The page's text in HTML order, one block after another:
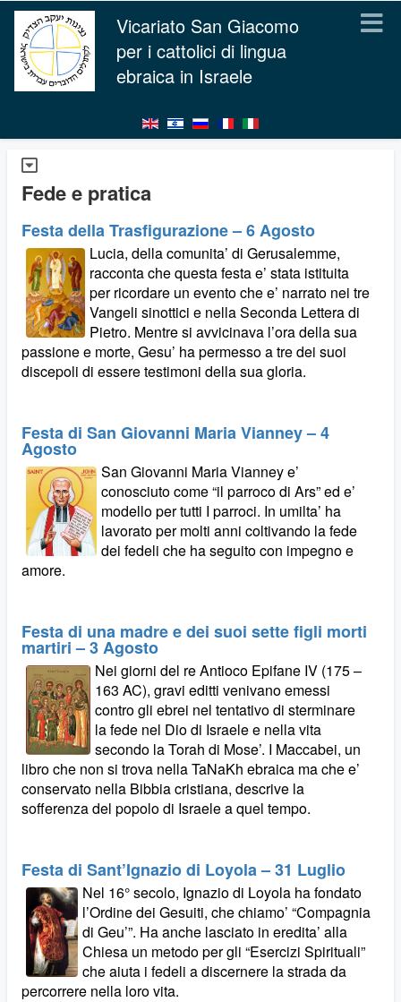
Vicariato San Giacomo
per i cattolici di lingua
ebraica in Israele
Fede e pratica
Festa della Trasfigurazione – 6 Agosto
Lucia, della comunita’ di Gerusalemme,
racconta che questa festa e’ stata istituita
per ricordare un evento che e’ narrato nei tre
Vangeli sinottici e nella Seconda Lettera di
Pietro. Mentre si avvicinava l’ora della sua
passione e morte, Gesu’ ha permesso a tre dei suoi
discepoli di essere testimoni della sua gloria.
Festa di San Giovanni Maria Vianney – 4
Agosto
San Giovanni Maria Vianney e’
conosciuto come “il parroco di Ars” ed e’
modello per tutti I parroci. In umilta’ ha
lavorato per molti anni coltivando la fede
dei fedeli che ha seguito con impegno e
amore.
Festa di una madre e dei suoi sette figli morti
martiri – 3 Agosto
Nei giorni del re Antioco Epifane IV (175 –
163 AC), gravi editti venivano emessi
contro gli ebrei nel tentativo di sterminare
la fede nel Dio di Israele e nella vita
secondo la Torah di Mose’. I Maccabei, un
libro che non si trova nella TaNaKh ebraica ma che e’
conservato nella Bibbia cristiana, descrive la
sofferenza del popolo di Israele a quel tempo.
Festa di Sant’Ignazio di Loyola – 31 Luglio
Nel 16° secolo, Ignazio di Loyola ha fondato
l’Ordine dei Gesuiti, che chiamo’ “Compagnia
di Geu’”. Ha anche lasciato in eredita’ alla
Chiesa un metodo per gli “Esercizi Spirituali”
che aiuta i fedeli a discernere la strada da
percorrere nella loro vita.